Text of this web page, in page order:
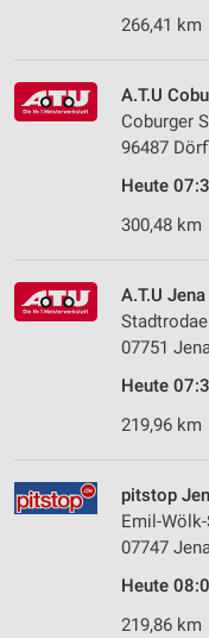
266,41 km
A.T.U
Coburger
96487
Heute
300,48 km
A.T.U
07751
Heute
219,96 km
pitstop
Emil-Wölk-
07747
Heute
219,86 km